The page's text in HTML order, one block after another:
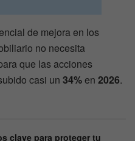
de mejora en los
no necesita
que las acciones
casi un 34%en 2026.
clave para proteger tu